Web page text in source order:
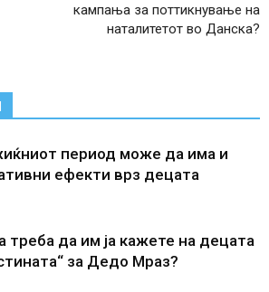
кампања за поттикнување на
наталитетот во Данска?
период може да има и
ефекти врз децата
треба да им ја кажете на децата
за Дедо Мраз?